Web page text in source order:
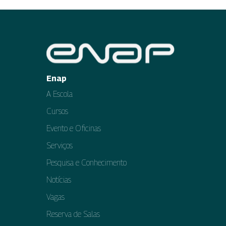
Enap
A Escola
Cursos
Evento e Oficinas
Serviços
Pesquisa e Conhecimento
Notícias
Vagas
Reserva de Salas